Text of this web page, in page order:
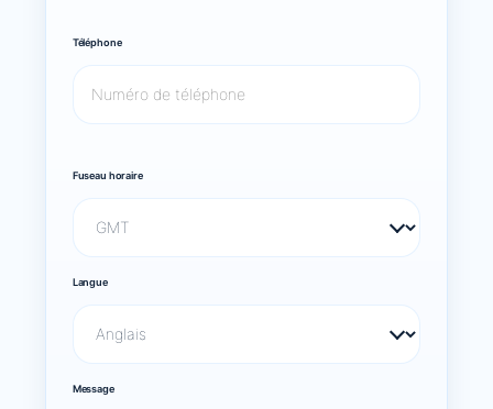
Téléphone
Fuseau horaire
Langue
Message